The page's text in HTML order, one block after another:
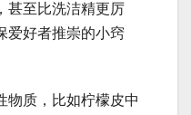
甚至比洗洁精更厉
爱好者推崇的小窍
物质，比如柠檬皮中